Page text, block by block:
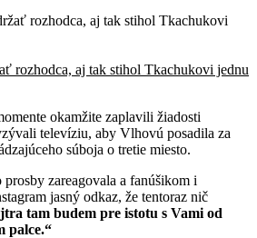
rozhodca, aj tak stihol Tkachukovi jednu
okamžite zaplavili žiadosti
televíziu, aby Vlhovú posadila za
súboja o tretie miesto.
zareagovala a fanúšikom i
jasný odkaz, že tentoraz nič
tam budem pre istotu s Vami od
palce.“